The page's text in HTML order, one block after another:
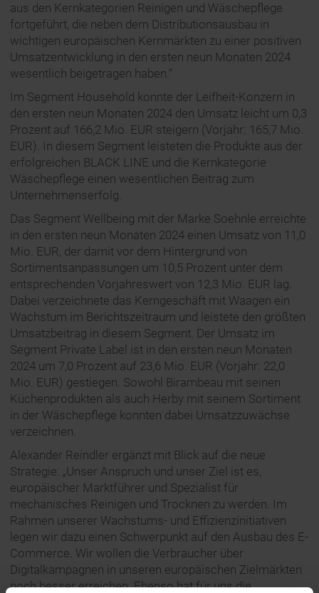
aus den Kernkategorien Reinigen und Wäschepflege
fortgeführt, die neben dem Distributionsausbau in
wichtigen europäischen Kernmärkten zu einer positiven
Umsatzentwicklung in den ersten neun Monaten 2024
wesentlich beigetragen haben.“
Im Segment Household konnte der Leifheit-Konzern in
den ersten neun Monaten 2024 den Umsatz leicht um 0,3
Prozent auf 166,2 Mio. EUR steigern (Vorjahr: 165,7 Mio.
EUR). In diesem Segment leisteten die Produkte aus der
erfolgreichen BLACK LINE und die Kernkategorie
Wäschepflege einen wesentlichen Beitrag zum
Unternehmenserfolg.
Das Segment Wellbeing mit der Marke Soehnle erreichte
in den ersten neun Monaten 2024 einen Umsatz von 11,0
Mio. EUR, der damit vor dem Hintergrund von
Sortimentsanpassungen um 10,5 Prozent unter dem
entsprechenden Vorjahreswert von 12,3 Mio. EUR lag.
Dabei verzeichnete das Kerngeschäft mit Waagen ein
Wachstum im Berichtszeitraum und leistete den größten
Umsatzbeitrag in diesem Segment. Der Umsatz im
Segment Private Label ist in den ersten neun Monaten
2024 um 7,0 Prozent auf 23,6 Mio. EUR (Vorjahr: 22,0
Mio. EUR) gestiegen. Sowohl Birambeau mit seinen
Küchenprodukten als auch Herby mit seinem Sortiment
in der Wäschepflege konnten dabei Umsatzzuwächse
verzeichnen.
Alexander Reindler ergänzt mit Blick auf die neue
Strategie: „Unser Anspruch und unser Ziel ist es,
europäischer Marktführer und Spezialist für
mechanisches Reinigen und Trocknen zu werden. Im
Rahmen unserer Wachstums- und Effizienzinitiativen
legen wir dazu einen Schwerpunkt auf den Ausbau des E-
Commerce. Wir wollen die Verbraucher über
Digitalkampagnen in unseren europäischen Zielmärkten
noch besser erreichen. Ebenso hat für uns die